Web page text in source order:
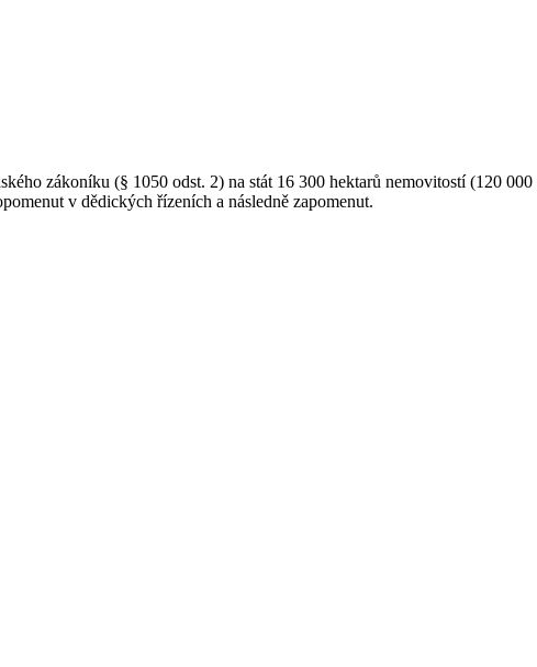
zákoníku (§ 1050 odst. 2) na stát 16 300 hektarů nemovitostí (120
v dědických řízeních a následně zapomenut.